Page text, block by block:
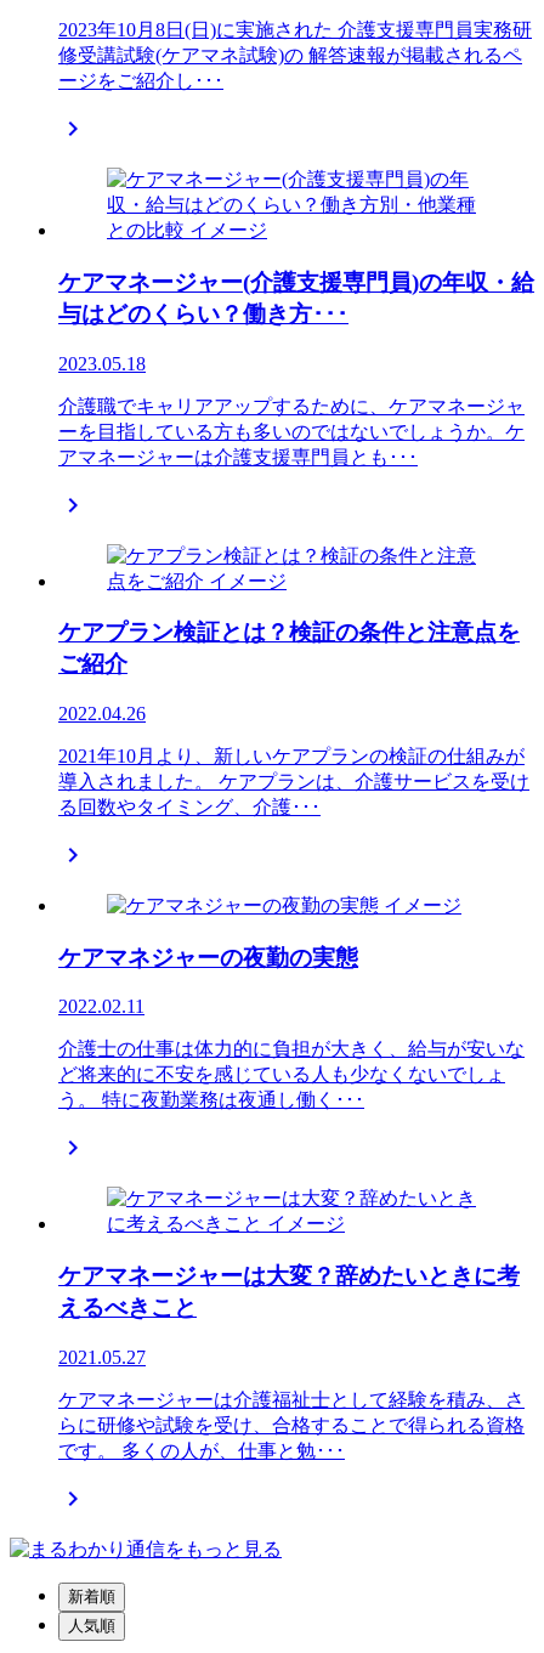
2023年10月8日(日)に実施された 介護支援専門員実務研
修受講試験(ケアマネ試験)の 解答速報が掲載されるペ
ージをご紹介し･･･

ケアマネージャー(介護支援専門員)の年収・給
与はどのくらい？働き方･･･
2023.05.18
介護職でキャリアアップするために、ケアマネージャ
ーを目指している方も多いのではないでしょうか。ケ
アマネージャーは介護支援専門員とも･･･

ケアプラン検証とは？検証の条件と注意点を
ご紹介
2022.04.26
2021年10月より、新しいケアプランの検証の仕組みが
導入されました。 ケアプランは、介護サービスを受け
る回数やタイミング、介護･･･

ケアマネジャーの夜勤の実態
2022.02.11
介護士の仕事は体力的に負担が大きく、給与が安いな
ど将来的に不安を感じている人も少なくないでしょ
う。 特に夜勤業務は夜通し働く･･･

ケアマネージャーは大変？辞めたいときに考
えるべきこと
2021.05.27
ケアマネージャーは介護福祉士として経験を積み、さ
らに研修や試験を受け、合格することで得られる資格
です。 多くの人が、仕事と勉･･･

新着順
人気順